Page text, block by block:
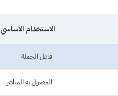
الاستخدام الأساسي
فاعل الجملة
المفعول به المباشر